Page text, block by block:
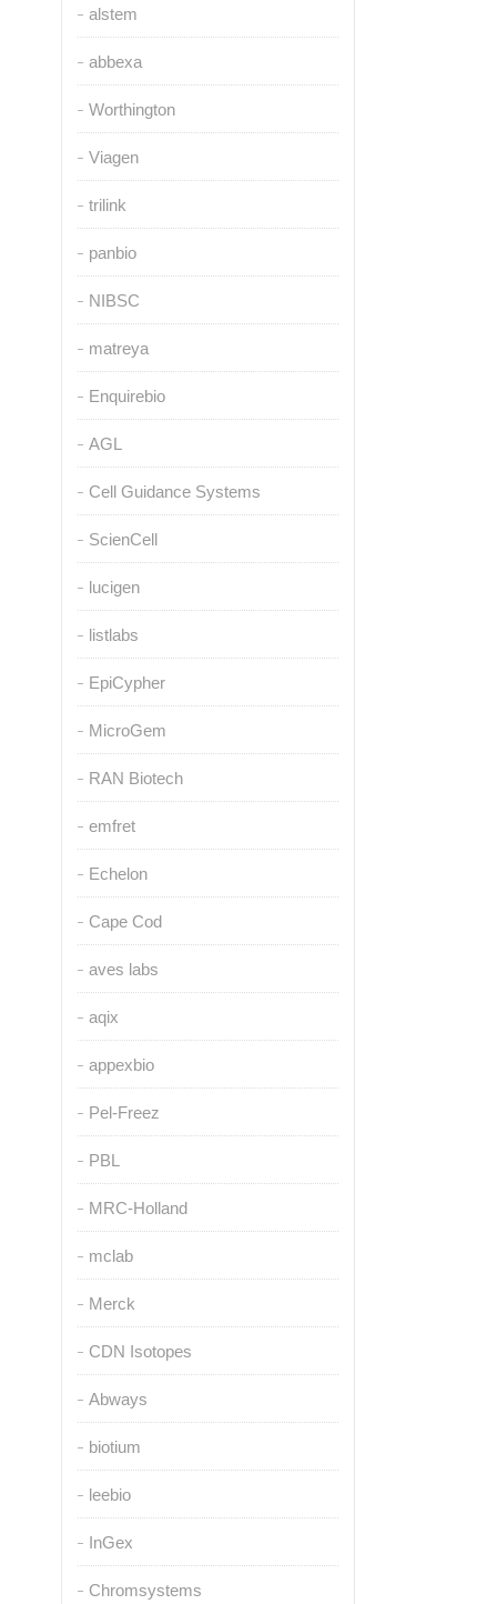
alstem
abbexa
Worthington
Viagen
trilink
panbio
NIBSC
matreya
Enquirebio
AGL
Cell Guidance Systems
ScienCell
lucigen
listlabs
EpiCypher
MicroGem
RAN Biotech
emfret
Echelon
Cape Cod
aves labs
aqix
appexbio
Pel-Freez
PBL
MRC-Holland
mclab
Merck
CDN Isotopes
Abways
biotium
leebio
InGex
Chromsystems